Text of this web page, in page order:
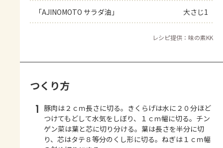
「AJINOMOTO サラダ油」 大さじ1
レシピ提供：味の素KK
つくり方
1 豚肉は２ｃｍ長さに切る。きくらげは水に２０分ほど
つけてもどして水気をしぼり、１ｃｍ幅に切る。チン
ゲン菜は葉と芯に切り分ける。葉は長さを半分に切
り、芯はタテ８等分のくし形に切る。ねぎは１ｃｍ幅